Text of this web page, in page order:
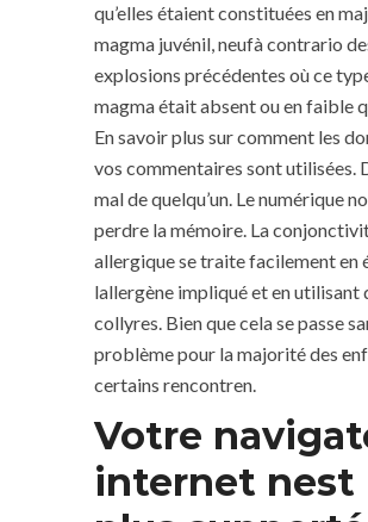
qu’elles étaient constituées en
magma juvénil, neufà contrario
explosions précédentes où ce
magma était absent ou en faible
En savoir plus sur comment les
vos commentaires sont utilisées.
mal de quelqu’un. Le numérique
perdre la mémoire. La
allergique se traite facilement en
lallergène impliqué et en utilisant
collyres. Bien que cela se passe
problème pour la majorité des
certains rencontren.
Votre
internet nest